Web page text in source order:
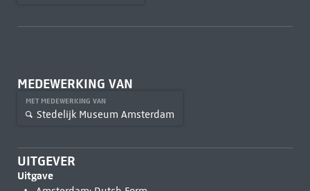
MEDEWERKING VAN
MET MEDEWERKING VAN
Stedelijk Museum Amsterdam
UITGEVER
Uitgave